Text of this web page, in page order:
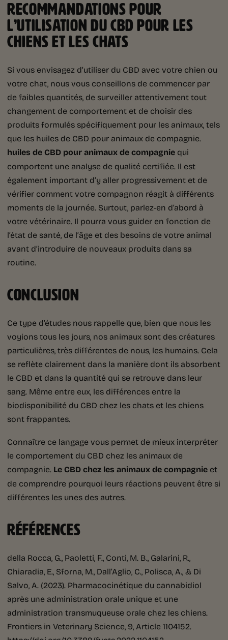
RECOMMANDATIONS POUR
L’UTILISATION DU CBD POUR LES
CHIENS ET LES CHATS
Si vous envisagez d’utiliser du CBD avec votre chien ou
votre chat, nous vous conseillons de commencer par
de faibles quantités, de surveiller attentivement tout
changement de comportement et de choisir des
produits formulés spécifiquement pour les animaux, tels
que les huiles de CBD pour animaux de compagnie.
huiles de CBD pour animaux de compagnie qui
comportent une analyse de qualité certifiée. Il est
également important d’y aller progressivement et de
vérifier comment votre compagnon réagit à différents
moments de la journée. Surtout, parlez-en d’abord à
votre vétérinaire. Il pourra vous guider en fonction de
l’état de santé, de l’âge et des besoins de votre animal
avant d’introduire de nouveaux produits dans sa
routine.
CONCLUSION
Ce type d’études nous rappelle que, bien que nous les
voyions tous les jours, nos animaux sont des créatures
particulières, très différentes de nous, les humains. Cela
se reflète clairement dans la manière dont ils absorbent
le CBD et dans la quantité qui se retrouve dans leur
sang. Même entre eux, les différences entre la
biodisponibilité du CBD chez les chats et les chiens
sont frappantes.
Connaître ce langage vous permet de mieux interpréter
le comportement du CBD chez les animaux de
compagnie. Le CBD chez les animaux de compagnie et
de comprendre pourquoi leurs réactions peuvent être si
différentes les unes des autres.
RÉFÉRENCES
della Rocca, G., Paoletti, F., Conti, M. B., Galarini, R.,
Chiaradia, E., Sforna, M., Dall’Aglio, C., Polisca, A., & Di
Salvo, A. (2023). Pharmacocinétique du cannabidiol
après une administration orale unique et une
administration transmuqueuse orale chez les chiens.
Frontiers in Veterinary Science, 9, Article 1104152.